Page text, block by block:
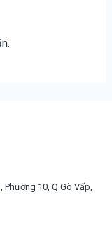
10, Q.Gò Vấp,